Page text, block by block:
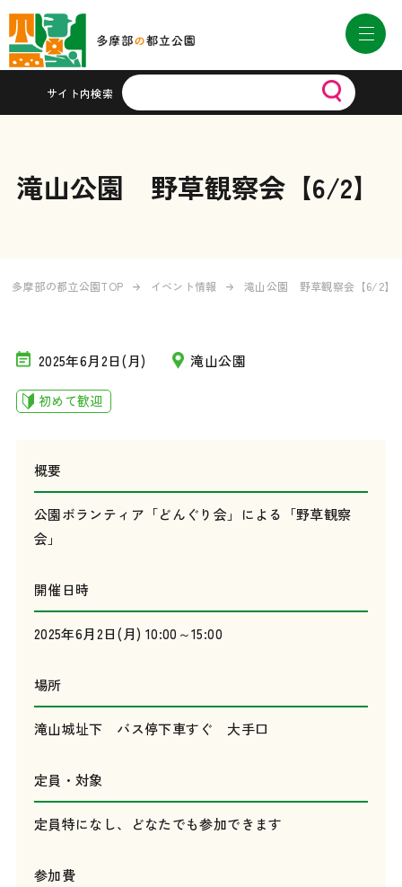
サイト内検索
滝山公園 野草観察会【6/2】
多摩部の都立公園TOP イベント情報 滝山公園 野草観察会【6/2】
2025年6月2日(月) 滝山公園
初めて歓迎
概要
公園ボランティア「どんぐり会」による「野草観察
会」
開催日時
2025年6月2日(月) 10:00～15:00
場所
滝山城址下 バス停下車すぐ 大手口
定員・対象
定員特になし、どなたでも参加できます
参加費